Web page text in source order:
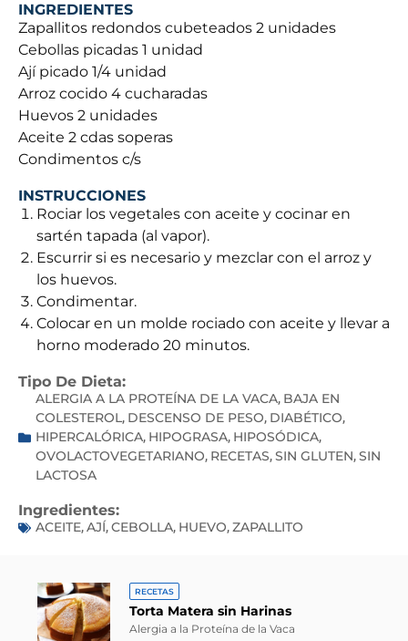
INGREDIENTES
Zapallitos redondos cubeteados 2 unidades
Cebollas picadas 1 unidad
Ají picado 1/4 unidad
Arroz cocido 4 cucharadas
Huevos 2 unidades
Aceite 2 cdas soperas
Condimentos c/s
INSTRUCCIONES
Rociar los vegetales con aceite y cocinar en
sartén tapada (al vapor).
Escurrir si es necesario y mezclar con el arroz y
los huevos.
Condimentar.
Colocar en un molde rociado con aceite y llevar a
horno moderado 20 minutos.
Tipo De Dieta:
ALERGIA A LA PROTEÍNA DE LA VACA, BAJA EN
COLESTEROL, DESCENSO DE PESO, DIABÉTICO,
HIPERCALÓRICA, HIPOGRASA, HIPOSÓDICA,
OVOLACTOVEGETARIANO, RECETAS,SIN GLUTEN,SIN
LACTOSA
Ingredientes:
ACEITE,AJÍ,CEBOLLA, HUEVO,ZAPALLITO
RECETAS
Torta Matera sin Harinas
Alergia a la Proteína de la Vaca